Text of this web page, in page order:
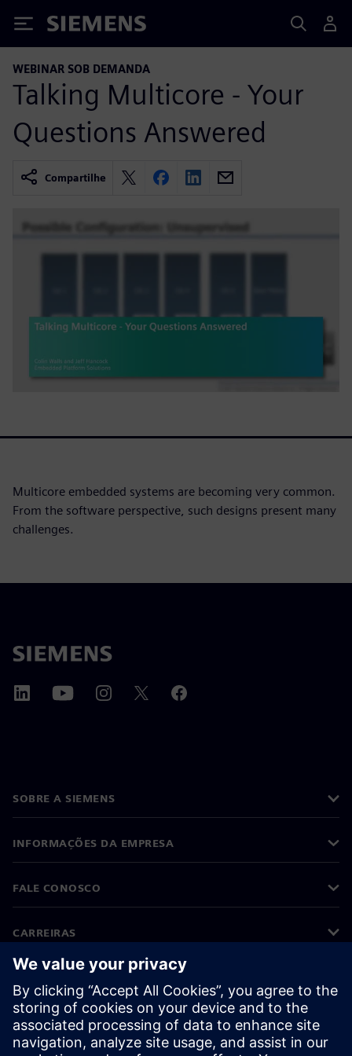
Siemens
WEBINAR SOB DEMANDA
Talking Multicore - Your
Questions Answered
Compartilhe
Multicore embedded systems are becoming very common.
From the software perspective, such designs present many
challenges.
SOBRE A SIEMENS
INFORMAÇÕES DA EMPRESA
FALE CONOSCO
CARREIRAS
©Siemens 2026
Informações corporativas